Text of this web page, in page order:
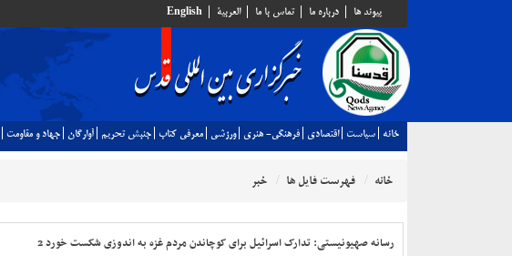
پيوند ها درباره ما تماس با ما العربية English
خانه سياست اقتصادي فرهنگي- هنري ورزشي معرفي كتاب جنبش تحريم آوارگان جهاد و مقاومت
خانه فهرست فایل ها خبر
رسانه صهیونیستی: تدارک اسرائیل برای کوچاندن مردم غزه به اندوزی شکست خورد 2